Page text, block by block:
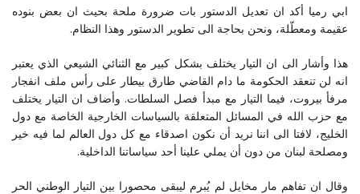
ابي رميا أكد ان تعديل الدستور بات ضرورة ملحة بحيث ان بعض بنوده
عقيمة ومعطّلة، ونحن بحاجة الى تطوير الدستور وهذا النظام.
هذا وأشار الى ان التيار يختلف بشكل كبير مع الثنائي الشيعي الذي يعتبر
انه لن تنعقد الحكومة ما دام القاضي طارق بيطار على رأس ملف انفجار
مرفأ بيروت، فيما التيار مع مبدأ فصل السلطات. وأضاف ان التيار يختلف
مع حزب الله في المسائل المتعلقة بالسياسات الخارجية الخاصة مع دول
الخليج، لافتا الى اننا نريد أن نكون اصدقاء مع كل دول العالم لما فيه خير
ومصلحة لبنان من دون أن يملي علينا أحد سياساتنا الداخلية.
وقال ان تفاهم مار مخايل لم يُبرم ليبقى محصورا بين التيار الوطني الحر